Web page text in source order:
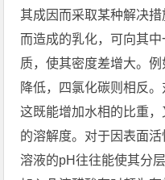
其成因而采取某种解决
而造成的乳化，可向其
质，使其密度差增大。
降低，四氯化碳则相反
这既能增加水相的比重
的溶解度。对于因表面
溶液的pH往往能使其分